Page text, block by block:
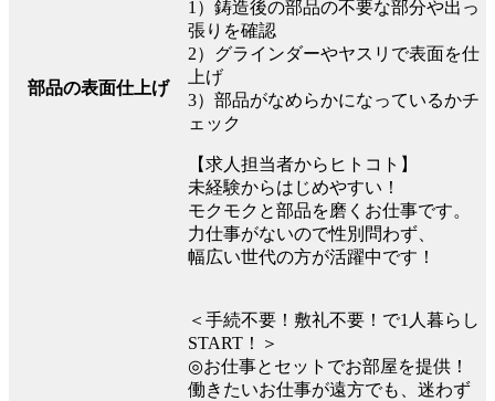
部品の表面仕上げ
1）鋳造後の部品の不要な部分や出っ
張りを確認
2）グラインダーやヤスリで表面を仕
上げ
3）部品がなめらかになっているかチ
ェック
【求人担当者からヒトコト】
未経験からはじめやすい！
モクモクと部品を磨くお仕事です。
力仕事がないので性別問わず、
幅広い世代の方が活躍中です！
＜手続不要！敷礼不要！で1人暮らし
START！＞
◎お仕事とセットでお部屋を提供！
働きたいお仕事が遠方でも、迷わず